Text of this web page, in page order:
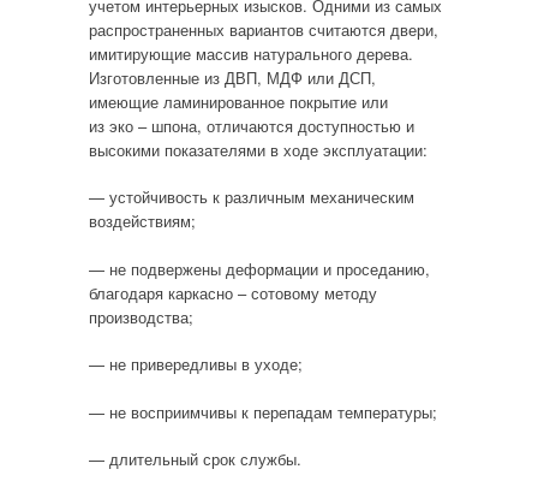
учетом интерьерных изысков. Одними из самых
распространенных вариантов считаются двери,
имитирующие массив натурального дерева.
Изготовленные из ДВП, МДФ или ДСП,
имеющие ламинированное покрытие или
из эко – шпона, отличаются доступностью и
высокими показателями в ходе эксплуатации:
— устойчивость к различным механическим
воздействиям;
— не подвержены деформации и проседанию,
благодаря каркасно – сотовому методу
производства;
— не привередливы в уходе;
— не восприимчивы к перепадам температуры;
— длительный срок службы.